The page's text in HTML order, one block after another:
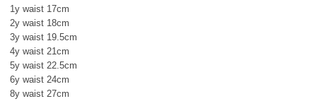
1y waist 17cm
2y waist 18cm
3y waist 19.5cm
4y waist 21cm
5y waist 22.5cm
6y waist 24cm
8y waist 27cm